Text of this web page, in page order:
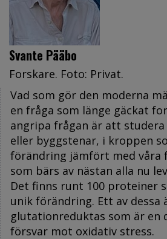
Svante Pääbo
Forskare. Foto: Privat.
Vad som gör den moderna
en fråga som länge gäckat
angripa frågan är att
eller byggstenar, i kroppen
förändring jämfört med våra
som bärs av nästan alla nu
Det finns runt 100 proteiner
unik förändring. Ett av dessa
glutationreduktas som är en
försvar mot oxidativ stress.